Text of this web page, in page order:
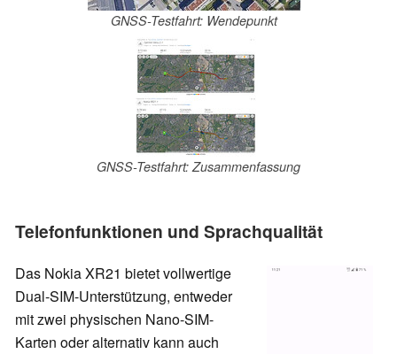
GNSS-Testfahrt: Wendepunkt
GNSS-Testfahrt: Zusammenfassung
Telefonfunktionen und Sprachqualität
Das Nokia XR21 bietet vollwertige
Dual-SIM-Unterstützung, entweder
mit zwei physischen Nano-SIM-
Karten oder alternativ kann auch